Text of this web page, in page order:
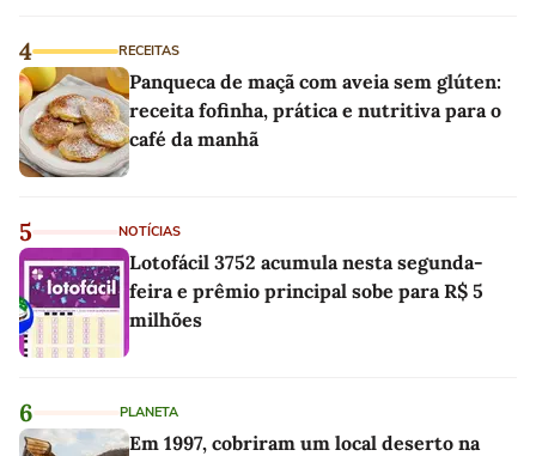
4 RECEITAS
Panqueca de maçã com aveia sem glúten:
receita fofinha, prática e nutritiva para o
café da manhã
5 NOTÍCIAS
Lotofácil 3752 acumula nesta segunda-
feira e prêmio principal sobe para R$ 5
milhões
6 PLANETA
Em 1997, cobriram um local deserto na